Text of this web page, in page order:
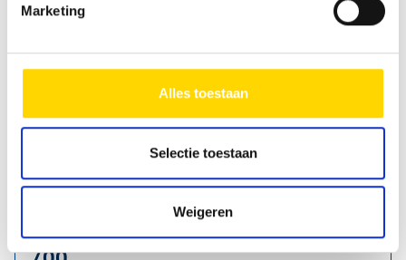
Marketing
Alles toestaan
Selectie toestaan
Weigeren
Hymer Camper Van Grand Canyon S